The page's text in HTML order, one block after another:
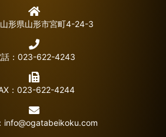
形県山形市宮町4-24-3
話：023-622-4243
：023-622-4244
info@ogatabeikoku.com